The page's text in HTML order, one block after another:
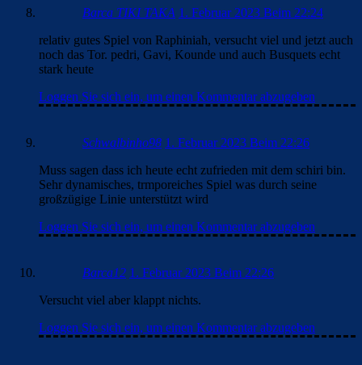
Barca TIKI TAKA 1. Februar 2023 Beim 22:24
relativ gutes Spiel von Raphiniah, versucht viel und jetzt auch
noch das Tor. pedri, Gavi, Kounde und auch Busquets echt
stark heute
Loggen Sie sich ein, um einen Kommentar abzugeben
Schwalbinho98 1. Februar 2023 Beim 22:26
Muss sagen dass ich heute echt zufrieden mit dem schiri bin.
Sehr dynamisches, trmporeiches Spiel was durch seine
großzügige Linie unterstützt wird
Loggen Sie sich ein, um einen Kommentar abzugeben
Barca12 1. Februar 2023 Beim 22:26
Versucht viel aber klappt nichts.
Loggen Sie sich ein, um einen Kommentar abzugeben